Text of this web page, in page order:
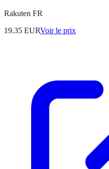
Rakuten FR
19.35 EURVoir le prix